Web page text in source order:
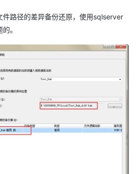
件路径的差异备份还原，使用sqlserver
。